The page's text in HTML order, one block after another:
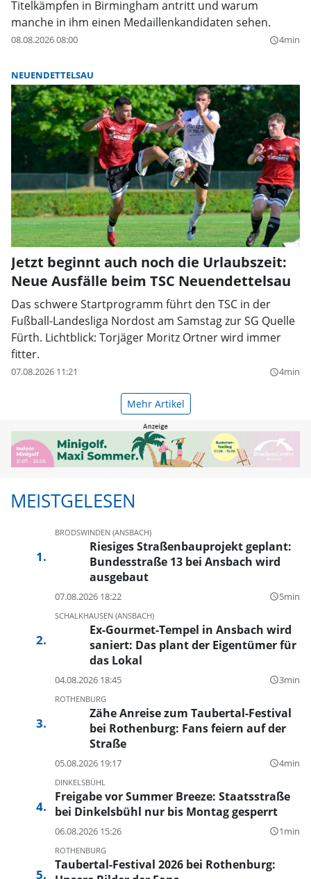
Titelkämpfen in Birmingham antritt und warum
manche in ihm einen Medaillenkandidaten sehen.
08.08.2026 08:00 query_builder4min
NEUENDETTELSAU
Jetzt beginnt auch noch die Urlaubszeit:
Neue Ausfälle beim TSC Neuendettelsau
Das schwere Startprogramm führt den TSC in der
Fußball-Landesliga Nordost am Samstag zur SG Quelle
Fürth. Lichtblick: Torjäger Moritz Ortner wird immer
fitter.
07.08.2026 11:21 query_builder4min
Mehr Artikel
MEISTGELESEN
BRODSWINDEN (ANSBACH)
Riesiges Straßenbauprojekt geplant:
Bundesstraße 13 bei Ansbach wird
ausgebaut
07.08.2026 18:22 query_builder5min
SCHALKHAUSEN (ANSBACH)
Ex-Gourmet-Tempel in Ansbach wird
saniert: Das plant der Eigentümer für
das Lokal
04.08.2026 18:45 query_builder3min
ROTHENBURG
Zähe Anreise zum Taubertal-Festival
bei Rothenburg: Fans feiern auf der
Straße
05.08.2026 19:17 query_builder4min
DINKELSBÜHL
Freigabe vor Summer Breeze: Staatsstraße
bei Dinkelsbühl nur bis Montag gesperrt
06.08.2026 15:26 query_builder1min
ROTHENBURG
Taubertal-Festival 2026 bei Rothenburg: